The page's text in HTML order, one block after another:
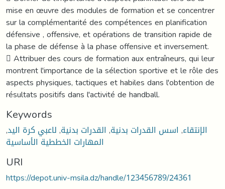
Keywords
الإنتقاء, اسس القدرات بدنية, القدرات بدنية,لاعبي كرة اليد,
المهارات الخططية الأساسية
URI
https://depot.univ-msila.dz/handle/123456789/24361